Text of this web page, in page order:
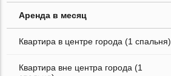
Аренда в месяц
Квартира в центре города (1 спальня)
Квартира вне центра города (1